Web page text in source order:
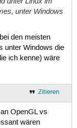
unter Windows
den meisten
unter Windows die
ich kenne) wäre
Zitieren
OpenGL vs
wären